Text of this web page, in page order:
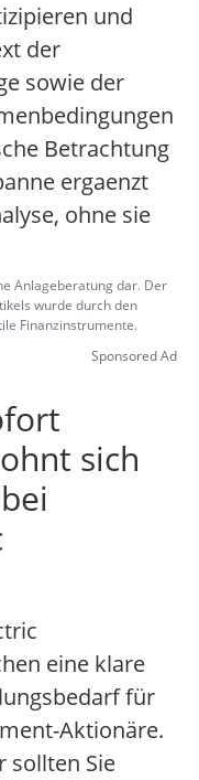
und
der
sowie der
Betrachtung
ergaenzt
ohne sie
Anlageberatung dar. Der
wurde durch den
Finanzinstrumente.
Sponsored Ad
sich
eine klare
für
Aktionäre.
sollten Sie